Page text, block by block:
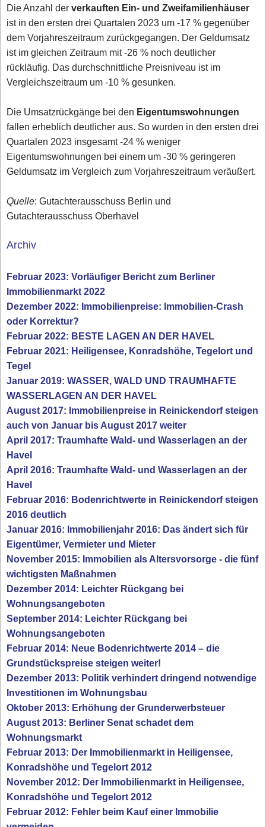
Die Anzahl derverkauften Ein- und Zweifamilienhäuser
ist in den ersten drei Quartalen 2023 um -17 % gegenüber
dem Vorjahreszeitraum zurückgegangen. Der Geldumsatz
ist im gleichen Zeitraum mit -26 % noch deutlicher
rückläufig. Das durchschnittliche Preisniveau ist im
Vergleichszeitraum um -10 % gesunken.
Die Umsatzrückgänge bei den Eigentumswohnungen
fallen erheblich deutlicher aus. So wurden in den ersten drei
Quartalen 2023 insgesamt -24 % weniger
Eigentumswohnungen bei einem um -30 % geringeren
Geldumsatz im Vergleich zum Vorjahreszeitraum veräußert.
Quelle: Gutachterausschuss Berlin und
Gutachterausschuss Oberhavel
Archiv
Februar 2023: Vorläufiger Bericht zum Berliner
Immobilienmarkt 2022
Dezember 2022: Immobilienpreise: Immobilien-Crash
oder Korrektur?
Februar 2022: BESTE LAGEN AN DER HAVEL
Februar 2021: Heiligensee, Konradshöhe, Tegelort und
Tegel
Januar 2019: WASSER, WALD UND TRAUMHAFTE
WASSERLAGEN AN DER HAVEL
August 2017: Immobilienpreise in Reinickendorf steigen
auch von Januar bis August 2017 weiter
April 2017: Traumhafte Wald- und Wasserlagen an der
Havel
April 2016: Traumhafte Wald- und Wasserlagen an der
Havel
Februar 2016: Bodenrichtwerte in Reinickendorf steigen
2016 deutlich
Januar 2016: Immobilienjahr 2016: Das ändert sich für
Eigentümer, Vermieter und Mieter
November 2015: Immobilien als Altersvorsorge - die fünf
wichtigsten Maßnahmen
Dezember 2014: Leichter Rückgang bei
Wohnungsangeboten
September 2014: Leichter Rückgang bei
Wohnungsangeboten
Februar 2014: Neue Bodenrichtwerte 2014 – die
Grundstückspreise steigen weiter!
Dezember 2013: Politik verhindert dringend notwendige
Investitionen im Wohnungsbau
Oktober 2013: Erhöhung der Grunderwerbsteuer
August 2013: Berliner Senat schadet dem
Wohnungsmarkt
Februar 2013: Der Immobilienmarkt in Heiligensee,
Konradshöhe und Tegelort 2012
November 2012: Der Immobilienmarkt in Heiligensee,
Konradshöhe und Tegelort 2012
Februar 2012: Fehler beim Kauf einer Immobilie